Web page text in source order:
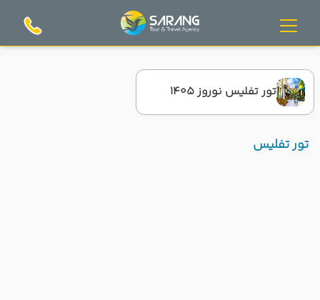
تور تفلیس نوروز 1405
تور تفلیس